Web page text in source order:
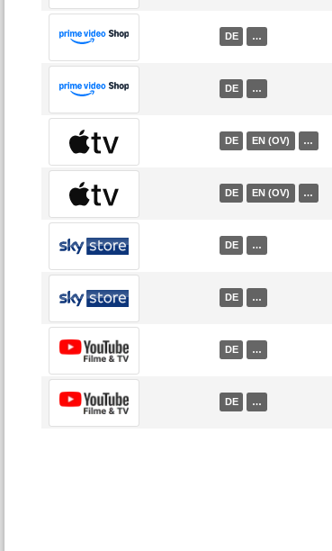
DE …
DE …
DE EN (OV) …
DE EN (OV) …
DE …
DE …
DE …
DE …